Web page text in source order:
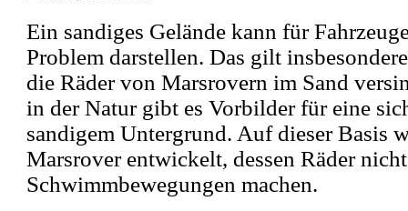
Ein sandiges Gelände kann für
Problem darstellen. Das gilt
die Räder von Marsrovern im Sand
in der Natur gibt es Vorbilder für eine
sandigem Untergrund. Auf dieser Basis
Marsrover entwickelt, dessen Räder
Schwimmbewegungen machen.